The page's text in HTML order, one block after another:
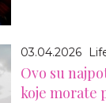
03.04.2026
Ovo su
koje morate